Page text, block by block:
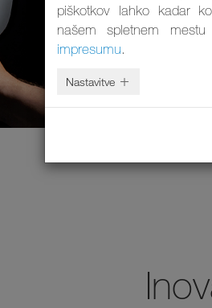
piškotkov lahko kadar
našem spletnem
impresumu.
Nastavitve